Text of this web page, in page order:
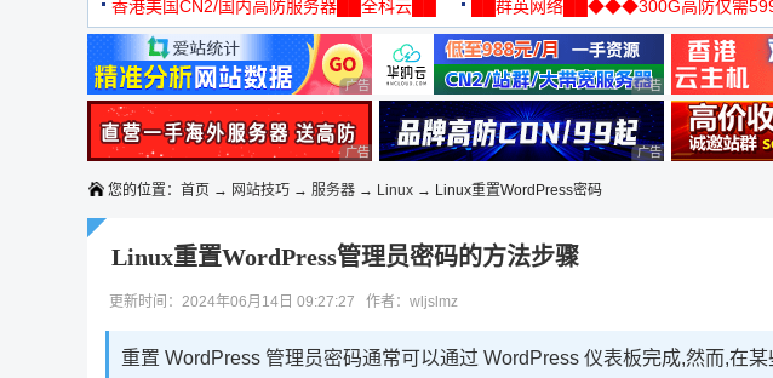
机
香港美国CN2/国内高防服务器██全科云██
██群英网络██◆◆◆300G高防仅需
◆◆◆
广告 商业广告，理性选择 广告 商业广告，理性选
广告 商业广告，理性选择 广告 商业广告，理性
您的位置： 首页 → 网站技巧 → 服务器 → Linux → Linux重置WordPress密码
Linux重置WordPress管理员密码的方法步骤
更新时间：2024年06月14日 09:27:27 作者：wljslmz
重置 WordPress 管理员密码通常可以通过 WordPress 仪表板完成,然而,在